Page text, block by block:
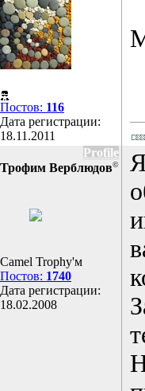
Постов: 116
Дата регистрации:
18.11.2011
Profile
Трофим Верблюдов©
Camel Trophy'м
Постов: 1740
Дата регистрации:
18.02.2008